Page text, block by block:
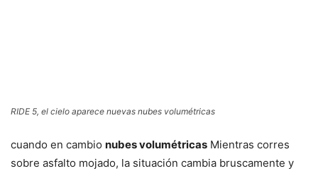
RIDE 5, el cielo aparece nuevas nubes volumétricas
cuando en cambio nubes volumétricas Mientras corres
sobre asfalto mojado, la situación cambia bruscamente y